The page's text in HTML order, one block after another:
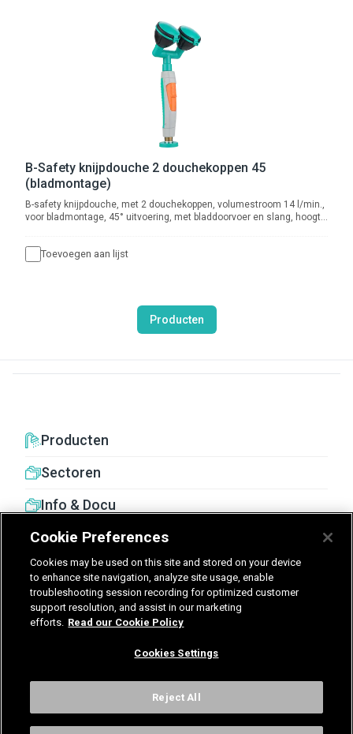
B-Safety knijpdouche 2 douchekoppen 45
(bladmontage)
B-safety knijpdouche, met 2 douchekoppen, volumestroom 14 l/min.,
voor bladmontage, 45° uitvoering, met bladdoorvoer en slang, hoogte
Toevoegen aan lijst
Producten
Producten
Sectoren
Info & Docu
United Kingdom Germany Nederland
België - Nederlands
Cookie Preferences
Cookies may be used on this site and stored on your device
to enhance site navigation, analyze site usage, enable
troubleshooting session recording for optimized customer
support resolution, and assist in our marketing
efforts. Read our Cookie Policy
Cookies Settings
Reject All